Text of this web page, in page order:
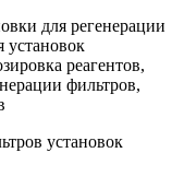
для регенерации
реагентов,
фильтров,
установок